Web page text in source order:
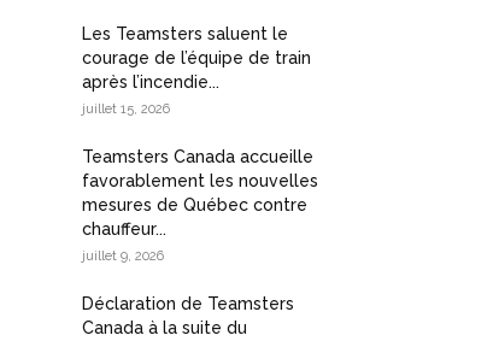
Les Teamsters saluent le
courage de l’équipe de train
après l’incendie...
juillet 15, 2026
Teamsters Canada accueille
favorablement les nouvelles
mesures de Québec contre
chauffeur...
juillet 9, 2026
Déclaration de Teamsters
Canada à la suite du